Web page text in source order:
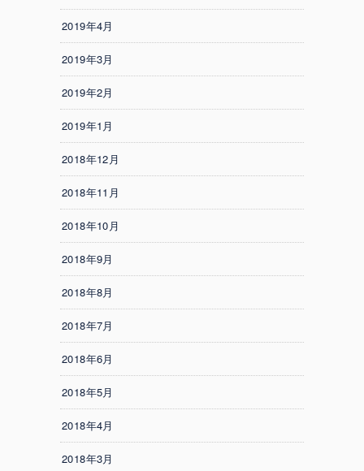
2019年4月
2019年3月
2019年2月
2019年1月
2018年12月
2018年11月
2018年10月
2018年9月
2018年8月
2018年7月
2018年6月
2018年5月
2018年4月
2018年3月